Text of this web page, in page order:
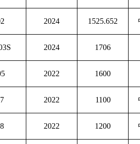
2024 1525.652
2024 1706
2022 1600
2022 1100
2022 1200